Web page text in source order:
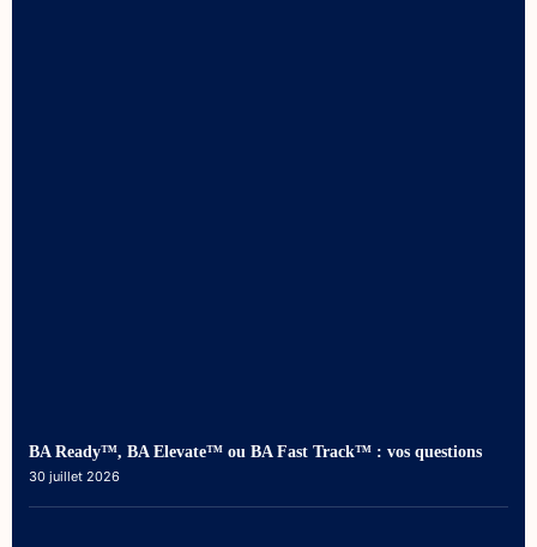
BA Ready™, BA Elevate™ ou BA Fast Track™ : vos questions
30 juillet 2026